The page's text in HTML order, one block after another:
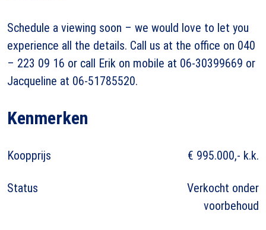
Schedule a viewing soon – we would love to let you
experience all the details. Call us at the office on 040
– 223 09 16 or call Erik on mobile at 06-30399669 or
Jacqueline at 06-51785520.
Kenmerken
Koopprijs € 995.000,- k.k.
Status
Verkocht onder
voorbehoud